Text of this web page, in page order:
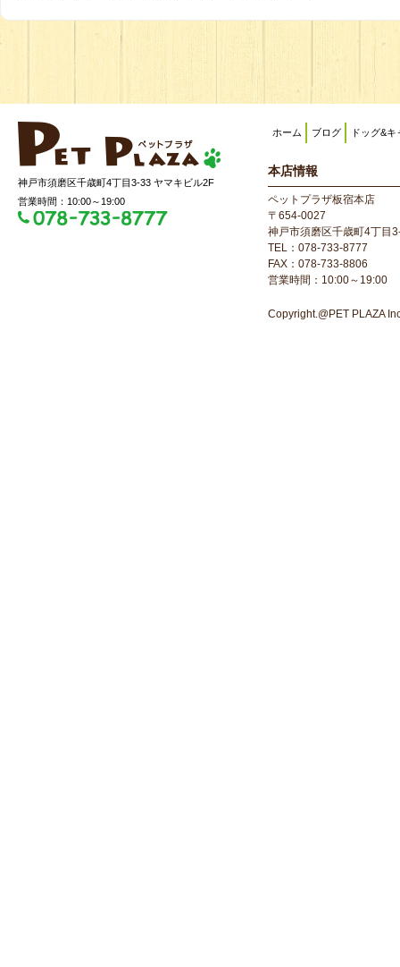
神戸市須磨区千歳町4丁目3-33 ヤマキビル2F
営業時間：10:00～19:00
ホーム ブログ ドッグ&キ
本店情報
ペットプラザ板宿本店
〒654-0027
神戸市須磨区千歳町4丁目
TEL：078-733-8777
FAX：078-733-8806
営業時間：10:00～19:00
Copyright.@PET PLAZA